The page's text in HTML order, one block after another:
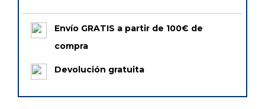
Envío GRATIS a partir de 100€ de
compra
Devolución gratuita